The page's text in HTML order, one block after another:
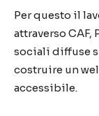
Per questo il
attraverso
sociali diffuse
costruire un
accessibile.